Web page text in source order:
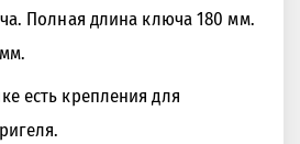
Полная длина ключа 180 мм.
есть крепления для